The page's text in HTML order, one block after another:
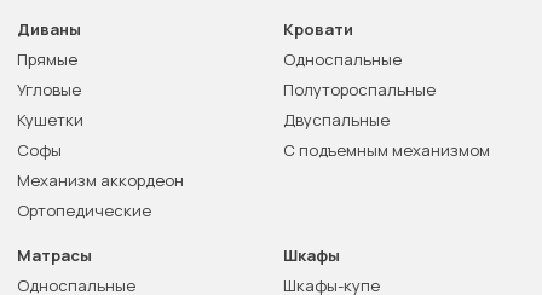
Диваны
Прямые
Угловые
Кушетки
Софы
Механизм аккордеон
Ортопедические
Кровати
Односпальные
Полутороспальные
Двуспальные
С подъемным механизмом
Матрасы
Односпальные
Шкафы
Шкафы-купе